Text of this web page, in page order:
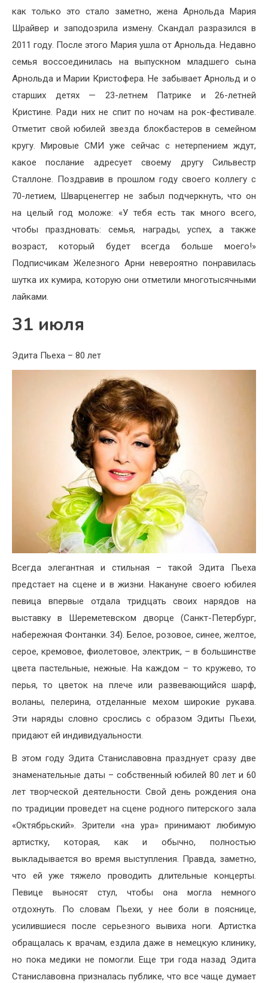
как только это стало заметно, жена Арнольда Мария
Шрайвер и заподозрила измену. Скандал разразился в
2011 году. После этого Мария ушла от Арнольда. Недавно
семья воссоединилась на выпускном младшего сына
Арнольда и Марии Кристофера. Не забывает Арнольд и о
старших детях — 23-летнем Патрике и 26-летней
Кристине. Ради них не спит по ночам на рок-фестивале.
Отметит свой юбилей звезда блокбастеров в семейном
кругу. Мировые СМИ уже сейчас с нетерпением ждут,
какое послание адресует своему другу Сильвестр
Сталлоне. Поздравив в прошлом году своего коллегу с
70-летием, Шварценеггер не забыл подчеркнуть, что он
на целый год моложе: «У тебя есть так много всего,
чтобы праздновать: семья, награды, успех, а также
возраст, который будет всегда больше моего!»
Подписчикам Железного Арни невероятно понравилась
шутка их кумира, которую они отметили многотысячными
лайками.
31 июля
Эдита Пьеха – 80 лет
Всегда элегантная и стильная – такой Эдита Пьеха
предстает на сцене и в жизни. Накануне своего юбилея
певица впервые отдала тридцать своих нарядов на
выставку в Шереметевском дворце (Санкт-Петербург,
набережная Фонтанки. 34). Белое, розовое, синее, желтое,
серое, кремовое, фиолетовое, электрик, – в большинстве
цвета пастельные, нежные. На каждом – то кружево, то
перья, то цветок на плече или развевающийся шарф,
воланы, пелерина, отделанные мехом широкие рукава.
Эти наряды словно срослись с образом Эдиты Пьехи,
придают ей индивидуальности.
В этом году Эдита Станиславовна празднует сразу две
знаменательные даты – собственный юбилей 80 лет и 60
лет творческой деятельности. Свой день рождения она
по традиции проведет на сцене родного питерского зала
«Октябрьский». Зрители «на ура» принимают любимую
артистку, которая, как и обычно, полностью
выкладывается во время выступления. Правда, заметно,
что ей уже тяжело проводить длительные концерты.
Певице выносят стул, чтобы она могла немного
отдохнуть. По словам Пьехи, у нее боли в пояснице,
усилившиеся после серьезного вывиха ноги. Артистка
обращалась к врачам, ездила даже в немецкую клинику,
но пока медики не помогли. Еще три года назад Эдита
Станиславовна призналась публике, что все чаще думает